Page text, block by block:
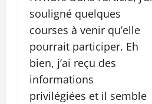
souligné quelques
courses à venir qu’elle
pourrait participer. Eh
bien, j’ai reçu des
informations
privilégiées et il semble